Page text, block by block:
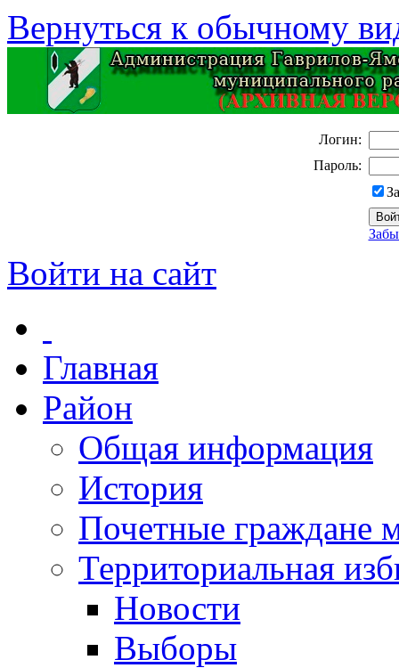
Вернуться к обычному
Логин:
Пароль:
Войти на сайт
Главная
Район
Общая информация
История
Почетные граждане
Территориальная
Новости
Выборы